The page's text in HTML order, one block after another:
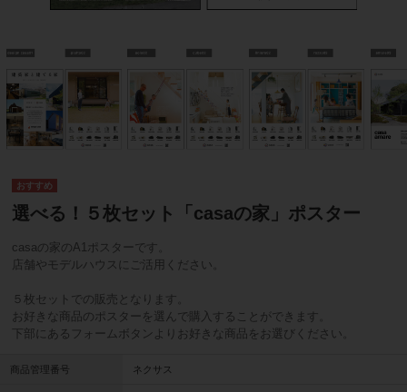
選べる！５枚セット「casaの家」ポスター
casaの家のA1ポスターです。
店舗やモデルハウスにご活用ください。
５枚セットでの販売となります。
お好きな商品のポスターを選んで購入することができます。
下部にあるフォームボタンよりお好きな商品をお選びください。
商品管理番号 ネクサス